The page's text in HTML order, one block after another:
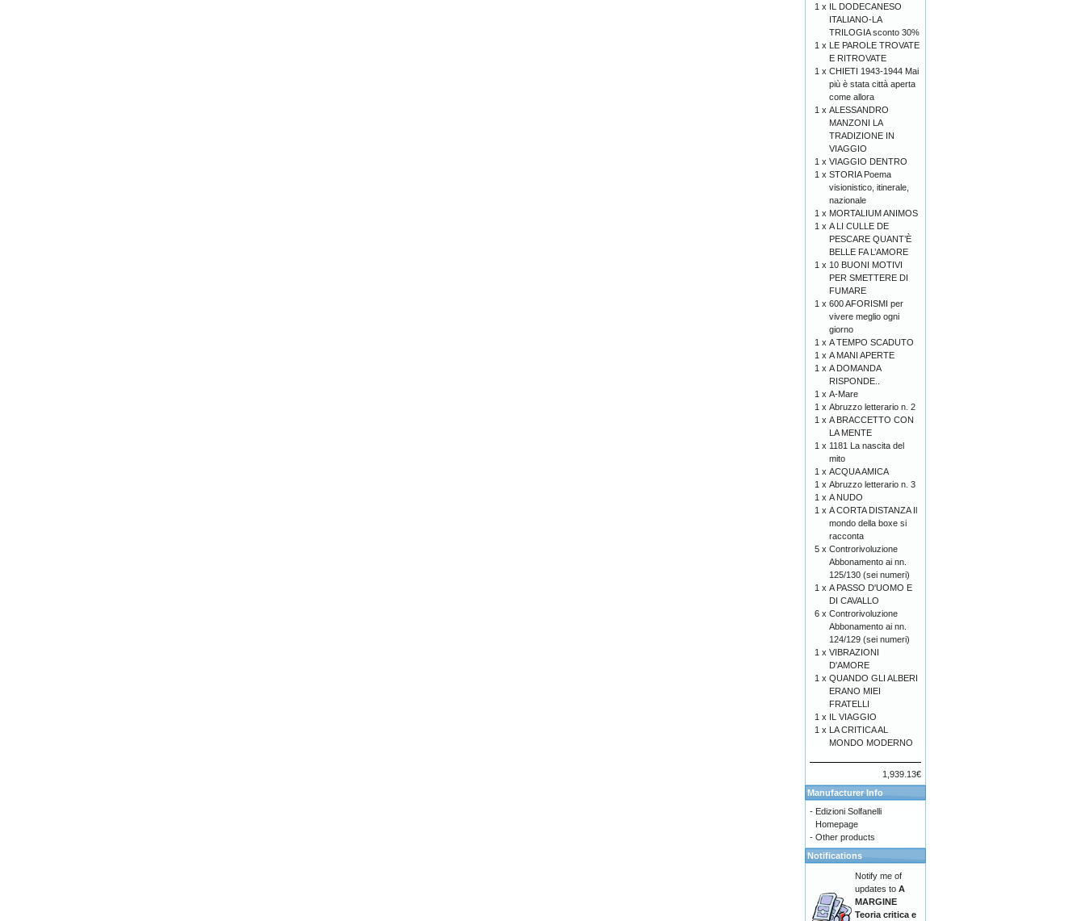
1 x IL DODECANESO
ITALIANO-LA
TRILOGIA sconto 30%
1 x LE PAROLE TROVATE
E RITROVATE
1 x CHIETI 1943-1944 Mai
più è stata città aperta
come allora
1 x ALESSANDRO
MANZONI LA
TRADIZIONE IN
VIAGGIO
1 x VIAGGIO DENTRO
1 x STORIA Poema
visionistico, itinerale,
nazionale
1 x MORTALIUM ANIMOS
1 x A LI CULLE DE
PESCARE QUANT’È
BELLE FA L’AMORE
1 x 10 BUONI MOTIVI
PER SMETTERE DI
FUMARE
1 x 600 AFORISMI per
vivere meglio ogni
giorno
1 x A TEMPO SCADUTO
1 x A MANI APERTE
1 x A DOMANDA
RISPONDE..
1 x A-Mare
1 x Abruzzo letterario n. 2
1 x A BRACCETTO CON
LA MENTE
1 x 1181 La nascita del
mito
1 x ACQUA AMICA
1 x Abruzzo letterario n. 3
1 x A NUDO
1 x A CORTA DISTANZA Il
mondo della boxe si
racconta
5 x Controrivoluzione
Abbonamento ai nn.
125/130 (sei numeri)
1 x A PASSO D'UOMO E
DI CAVALLO
6 x Controrivoluzione
Abbonamento ai nn.
124/129 (sei numeri)
1 x VIBRAZIONI
D'AMORE
1 x QUANDO GLI ALBERI
ERANO MIEI
FRATELLI
1 x IL VIAGGIO
1 x LA CRITICA AL
MONDO MODERNO
1,939.13€
Manufacturer Info
- Edizioni Solfanelli
Homepage
- Other products
Notifications
Notify me of
updates to A
MARGINE
Teoria critica e